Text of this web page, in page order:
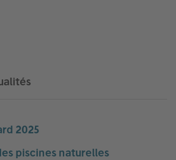
2025
piscines naturelles